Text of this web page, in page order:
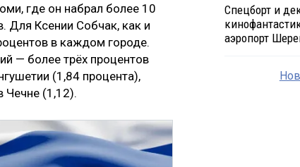
где он набрал более 10
Для Ксении Собчак, как и
в каждом городе.
— более трёх процентов
(1,84 процента),
Чечне (1,12).
Спецборт и
аэропорт